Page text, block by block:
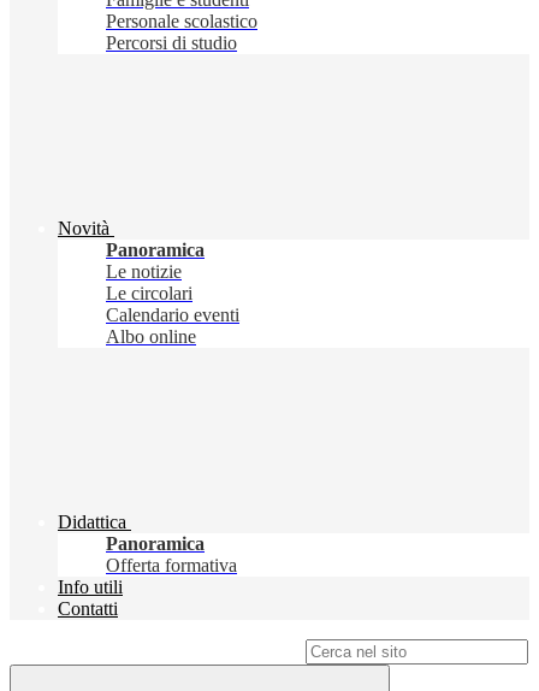
Personale scolastico
Percorsi di studio
Novità
Panoramica
Le notizie
Le circolari
Calendario eventi
Albo online
Didattica
Panoramica
Offerta formativa
Info utili
Contatti